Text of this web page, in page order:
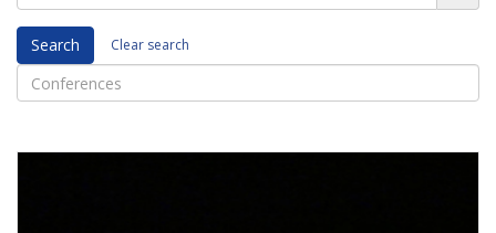
Search Clear search